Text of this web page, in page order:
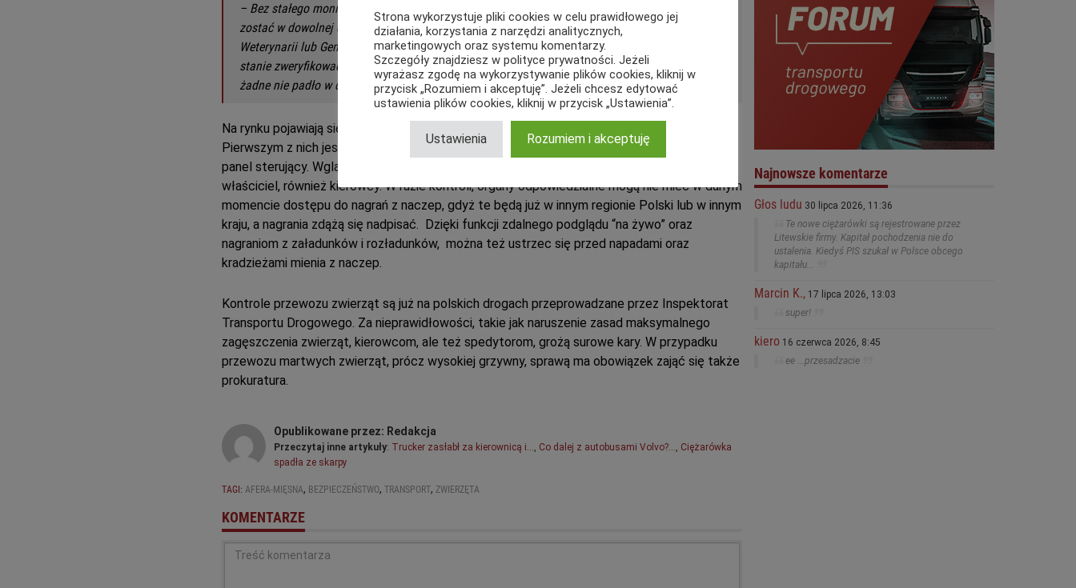
– Bez stałego monitoringu obrazu z wnętrza naczep w czasie rzeczywistym – który może
zostać w dowolnej chwili udostępniony organom kontroli, takim jak Główny Inspektorat
Weterynarii lub Generalny Inspektorat Sanitarny, Policja czy Urząd Celny, służby nie będą w
stanie zweryfikować ani czy zwierzęta przewożone są w humanitarnych warunkach, ani czy
żadne nie padło w drodze – dodaje Lewicki.
Na rynku pojawiają się już pierwsze rozwiązania, mające stanowić solucję na ten problem.
Pierwszym z nich jest SafeWay, który obraz z kamer i czujników przesyła bezpośrednio na
panel sterujący. Wgląd w niego mogą mieć spedytorzy, logistycy, a jeżeli zezwoli na to
właściciel, również kierowcy. W razie kontroli, organy odpowiedzialne mogą nie mieć w danym
momencie dostępu do nagrań z naczep, gdyż te będą już w innym regionie Polski lub w innym
kraju, a nagrania zdążą się nadpisać. Dzięki funkcji zdalnego podglądu “na żywo” oraz
nagraniom z załadunków i rozładunków, można też ustrzec się przed napadami oraz
kradzieżami mienia z naczep.
Kontrole przewozu zwierząt są już na polskich drogach przeprowadzane przez Inspektorat
Transportu Drogowego. Za nieprawidłowości, takie jak naruszenie zasad maksymalnego
zagęszczenia zwierząt, kierowcom, ale też spedytorom, grożą surowe kary. W przypadku
przewozu martwych zwierząt, prócz wysokiej grzywny, sprawą ma obowiązek zająć się także
prokuratura.
Opublikowane przez: Redakcja
Przeczytaj inne artykuły: Trucker zasłabł za kierownicą i…, Co dalej z autobusami Volvo?…, Ciężarówka
spadła ze skarpy
TAGI: AFERA-MIĘSNA, BEZPIECZEŃSTWO, TRANSPORT, ZWIERZĘTA
KOMENTARZE
Najnowsze komentarze
Głos ludu 30 lipca 2026, 11:36
Te nowe ciężarówki są rejestrowane przez
Litewskie firmy. Kapitał pochodzenia nie do
ustalenia. Kiedyś PIS szukał w Polsce obcego
kapitału...
Marcin K., 17 lipca 2026, 13:03
super!
kiero 16 czerwca 2026, 8:45
ee ...przesadzacie
Strona wykorzystuje pliki cookies w celu prawidłowego jej
działania, korzystania z narzędzi analitycznych,
marketingowych oraz systemu komentarzy.
Szczegóły znajdziesz w polityce prywatności. Jeżeli
wyrażasz zgodę na wykorzystywanie plików cookies, kliknij w
przycisk „Rozumiem i akceptuję”. Jeżeli chcesz edytować
ustawienia plików cookies, kliknij w przycisk „Ustawienia”.
Ustawienia Rozumiem i akceptuję